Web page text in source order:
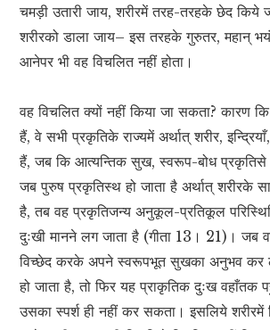
चमड़ी उतारी जाय, शरीरमें तरह-तरहके छेद
शरीरको डाला जाय– इस तरहके गुरुतर, महान्
आनेपर भी वह विचलित नहीं होता।
वह विचलित क्यों नहीं किया जा सकता? कारण
हैं, वे सभी प्रकृतिके राज्यमें अर्थात् शरीर,
हैं, जब कि आत्यन्तिक सुख, स्वरूप-बोध प्रकृतिसे
जब पुरुष प्रकृतिस्थ हो जाता है अर्थात् शरीरके
है, तब वह प्रकृतिजन्य अनुकूल-प्रतिकूल
दुःखी मानने लग जाता है (गीता 13। 21)। जब
विच्छेद करके अपने स्वरूपभूत सुखका अनुभव कर
हो जाता है, तो फिर यह प्राकृतिक दुःख वहाँतक
उसका स्पर्श ही नहीं कर सकता। इसलिये